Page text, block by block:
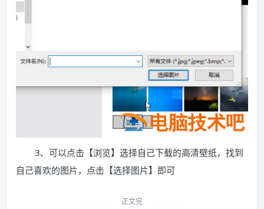
3、可以点击【浏览】选择自己下载的高清壁纸，找到
自己喜欢的图片，点击【选择图片】即可
正文完